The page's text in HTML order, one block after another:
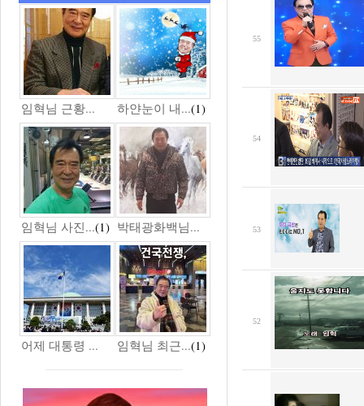
임혁님 근황... 하얀눈이 내...(1)
임혁님 사진...(1) 박태광화백님...
어제 대통령 ... 임혁님 최근...(1)
55
54
53
52